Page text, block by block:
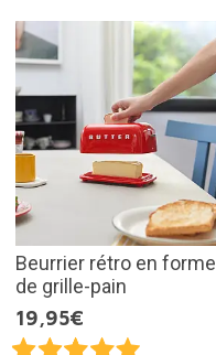
Beurrier rétro en forme
de grille-pain
19,95€